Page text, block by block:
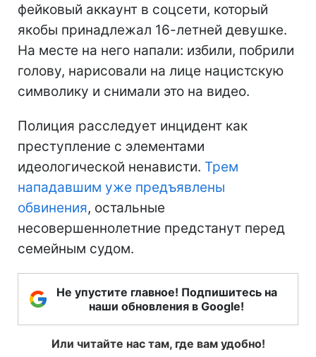
фейковый аккаунт в соцсети, который
якобы принадлежал 16-летней девушке.
На месте на него напали: избили, побрили
голову, нарисовали на лице нацистскую
символику и снимали это на видео.
Полиция расследует инцидент как
преступление с элементами
идеологической ненависти. Трем
нападавшим уже предъявлены
обвинения, остальные
несовершеннолетние предстанут перед
семейным судом.
Не упустите главное! Подпишитесь на
наши обновления в Google!
Или читайте нас там, где вам удобно!